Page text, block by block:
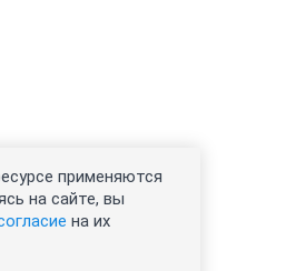
применяются
на сайте, вы
на их